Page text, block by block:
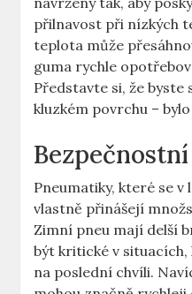
přilnavost při nízkých
teplota může
guma rychle
Představte si, že byste
kluzkém povrchu –
Pneumatiky, které se v
vlastně přinášejí
Zimní pneu mají delší
být kritické v
na poslední chvíli.